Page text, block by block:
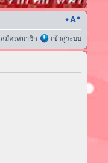
สมัครสมาชิก เข้าสู่ระบบ